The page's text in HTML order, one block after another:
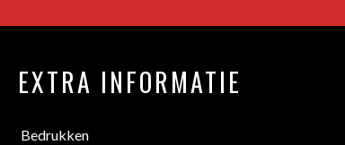
EXTRA INFORMATIE
Bedrukken